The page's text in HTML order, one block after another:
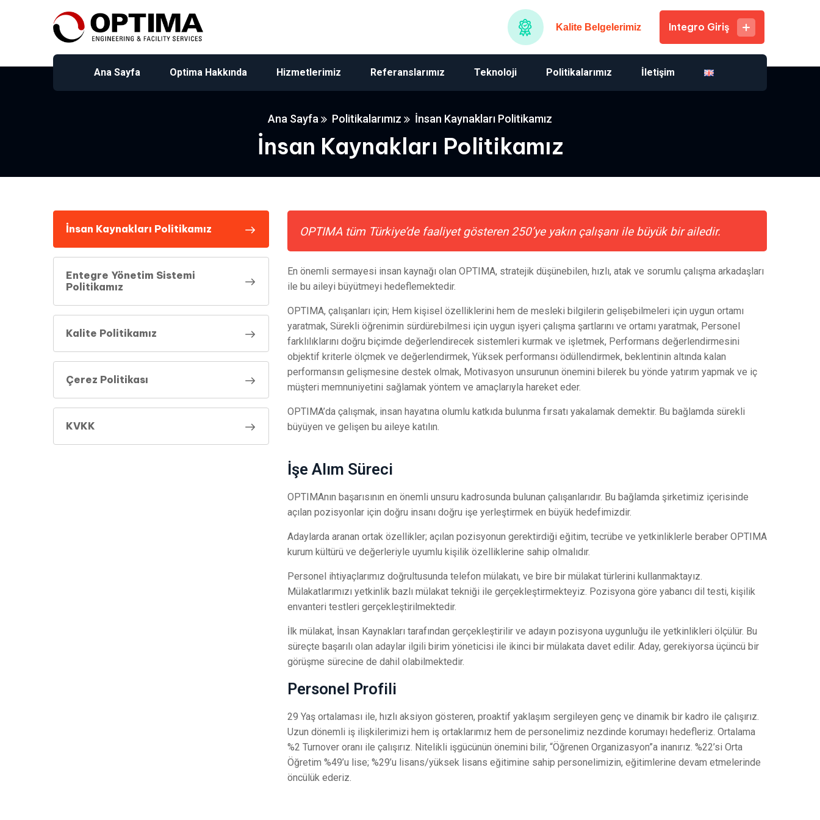
Kalite Belgelerimiz Integro Giriş
Ana Sayfa Optima Hakkında Hizmetlerimiz Referanslarımız Teknoloji Politikalarımız İletişim
Ana Sayfa Politikalarımız İnsan Kaynakları Politikamız
İnsan Kaynakları Politikamız
İnsan Kaynakları Politikamız
Entegre Yönetim Sistemi
Politikamız
Kalite Politikamız
Çerez Politikası
KVKK
OPTIMA tüm Türkiye’de faaliyet gösteren 250’ye yakın çalışanı ile büyük bir ailedir.
En önemli sermayesi insan kaynağı olan OPTIMA, stratejik düşünebilen, hızlı, atak ve sorumlu çalışma arkadaşları
ile bu aileyi büyütmeyi hedeflemektedir.
OPTIMA, çalışanları için; Hem kişisel özelliklerini hem de mesleki bilgilerin gelişebilmeleri için uygun ortamı
yaratmak, Sürekli öğrenimin sürdürebilmesi için uygun işyeri çalışma şartlarını ve ortamı yaratmak, Personel
farklılıklarını doğru biçimde değerlendirecek sistemleri kurmak ve işletmek, Performans değerlendirmesini
objektif kriterle ölçmek ve değerlendirmek, Yüksek performansı ödüllendirmek, beklentinin altında kalan
performansın gelişmesine destek olmak, Motivasyon unsurunun önemini bilerek bu yönde yatırım yapmak ve iç
müşteri memnuniyetini sağlamak yöntem ve amaçlarıyla hareket eder.
OPTIMA’da çalışmak, insan hayatına olumlu katkıda bulunma fırsatı yakalamak demektir. Bu bağlamda sürekli
büyüyen ve gelişen bu aileye katılın.
İşe Alım Süreci
OPTIMAnın başarısının en önemli unsuru kadrosunda bulunan çalışanlarıdır. Bu bağlamda şirketimiz içerisinde
açılan pozisyonlar için doğru insanı doğru işe yerleştirmek en büyük hedefimizdir.
Adaylarda aranan ortak özellikler; açılan pozisyonun gerektirdiği eğitim, tecrübe ve yetkinliklerle beraber OPTIMA
kurum kültürü ve değerleriyle uyumlu kişilik özelliklerine sahip olmalıdır.
Personel ihtiyaçlarımız doğrultusunda telefon mülakatı, ve bire bir mülakat türlerini kullanmaktayız.
Mülakatlarımızı yetkinlik bazlı mülakat tekniği ile gerçekleştirmekteyiz. Pozisyona göre yabancı dil testi, kişilik
envanteri testleri gerçekleştirilmektedir.
İlk mülakat, İnsan Kaynakları tarafından gerçekleştirilir ve adayın pozisyona uygunluğu ile yetkinlikleri ölçülür. Bu
süreçte başarılı olan adaylar ilgili birim yöneticisi ile ikinci bir mülakata davet edilir. Aday, gerekiyorsa üçüncü bir
görüşme sürecine de dahil olabilmektedir.
Personel Profili
29 Yaş ortalaması ile, hızlı aksiyon gösteren, proaktif yaklaşım sergileyen genç ve dinamik bir kadro ile çalışırız.
Uzun dönemli iş ilişkilerimizi hem iş ortaklarımız hem de personelimiz nezdinde korumayı hedefleriz. Ortalama
%2 Turnover oranı ile çalışırız. Nitelikli işgücünün önemini bilir, “Öğrenen Organizasyon”a inanırız. %22’si Orta
Öğretim %49’u lise; %29’u lisans/yüksek lisans eğitimine sahip personelimizin, eğitimlerine devam etmelerinde
öncülük ederiz.